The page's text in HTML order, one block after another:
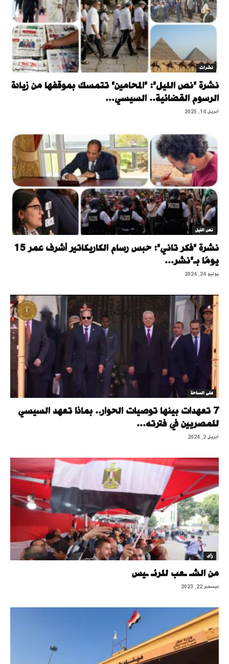
نشرات
نشرة "نص الليل": "المحامين" تتمسك بموقفها من زيادة
الرسوم القضائية.. السيسي...
أبريل 14, 2025
نص الليل
نشرة "فكر تاني": حبس رسام الكاريكاتير أشرف عمر 15
يومًا بـ"نشر...
يوليو 24, 2024
على الساحة
7 تعهدات بينها توصيات الحوار.. بماذا تعهد السيسي
للمصريين في فترته...
أبريل 2, 2024
رأى
من الشـ ـعب للرئـ ـيس
ديسمبر 22, 2023